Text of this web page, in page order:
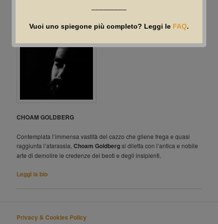
CHOAM GOLDBERG
Contemplata l’immensa vastità del cazzo che gliene frega e quasi
raggiunta l’atarassìa,Choam Goldbergsi diletta con l’antica e nobile
arte di demolire le credenze dei beoti e degli insipienti.
Leggi la bio
Privacy & Cookies Policy
–––––––––
Vuoi uno spiegone più completo? Leggi le FAQ.